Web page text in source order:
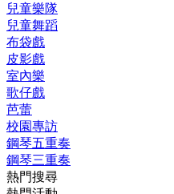
兒童樂隊
兒童舞蹈
布袋戲
皮影戲
室內樂
歌仔戲
芭蕾
校園專訪
鋼琴五重奏
鋼琴三重奏
熱門搜尋